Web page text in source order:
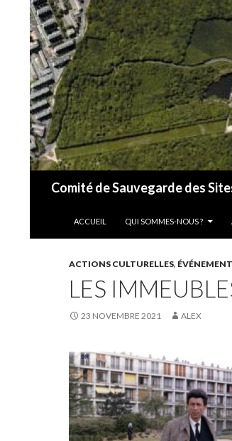
Comité de Sauvegarde des
ACCUEIL
QUI SOMMES-NOUS ?
ACTIONS CULTURELLES,
LES
23 NOVEMBRE 2021 ALEX